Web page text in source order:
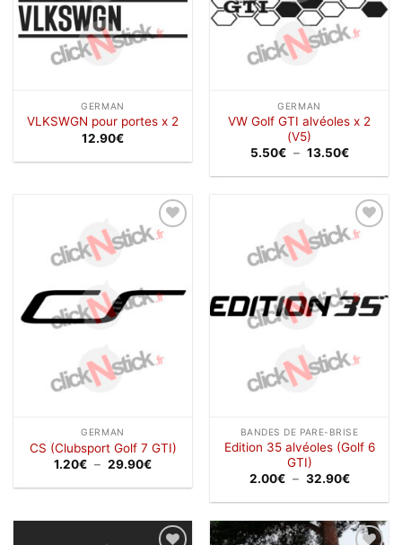
GERMAN
VLKSWGN pour portes x 2
12.90€
GERMAN
VW Golf GTI alvéoles x 2
(V5)
5.50€ – 13.50€Plage
prix :
13.50€
Ajouter
GERMAN
CS (Clubsport Golf 7 GTI)
1.20€ – 29.90€Plage
prix :
29.90€
Ajouter
BANDES DE PARE-BRISE
Edition 35 alvéoles (Golf 6
GTI)
2.00€ – 32.90€Plage
prix :
à
32.90€